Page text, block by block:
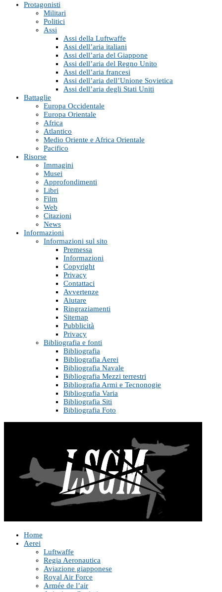
Protagonisti
Militari
Politici
Assi
Assi della Luftwaffe
Assi dell’aria italiani
Assi dell’aria del Giappone
Assi dell’aria del Regno Unito
Assi dell’aria francesi
Assi dell’aria dell’Unione Sovietica
Assi dell’aria degli Stati Uniti
Battaglie
Europa Occidentale
Europa Orientale
Africa
Atlantico
Medio Oriente e Africa Orientale
Pacifico
Risorse
Immagini
Musei
Approfondimenti
Libri
Film
Web
Citazioni
News
Informazioni
Informazioni sul sito
Premessa
Informazioni
Copyright
Privacy
Contattaci
Avvertenze
Aiutare
Ringraziamenti
Sitemap
Pubblicità
Privacy
Bibliografia e fonti
Bibliografia
Bibliografia Aerei
Bibliografia Navale
Bibliografia Mezzi terrestri
Bibliografia Armi e Tecnonogie
Bibliografia Varia
Bibliografia Siti
Bibliografia Foto
Home
Aerei
Luftwaffe
Regia Aeronautica
Aviazione giapponese
Royal Air Force
Armée de l’air